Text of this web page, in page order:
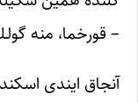
– قورخما، منه
آنجاق ایندی